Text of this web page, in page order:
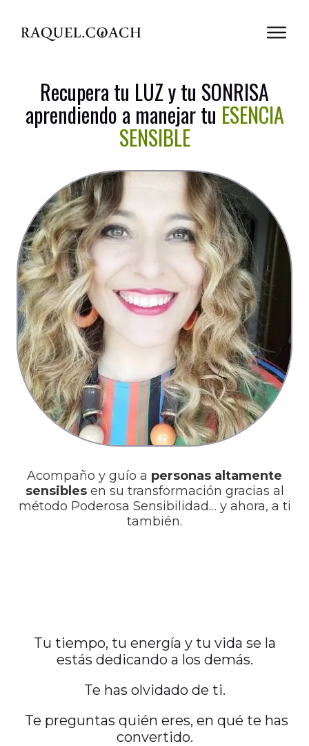
Recupera tu LUZ y tu SONRISA
aprendiendo a manejar tu ESENCIA
SENSIBLE
Acompaño y guío a personas altamente
sensiblesen su transformación gracias al
método Poderosa Sensibilidad… y ahora, a ti
también.
Tu tiempo, tu energía y tu vida se la
estás dedicando a los demás.
Te has olvidado de ti.
Te preguntas quién eres, en qué te has
convertido.